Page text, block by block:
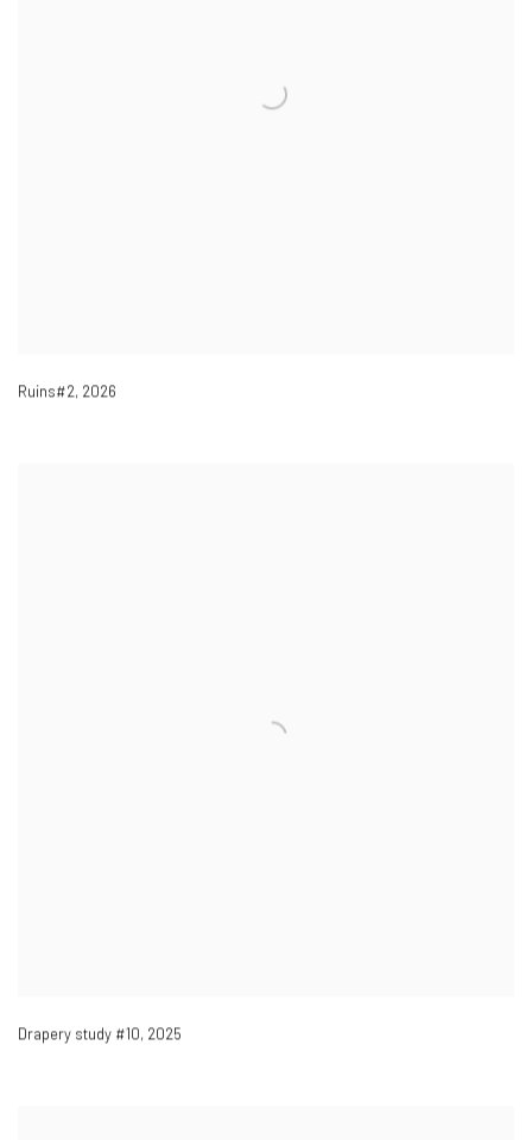
Ruins#2, 2026
Drapery study #10, 2025